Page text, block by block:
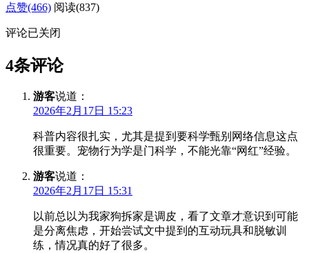
点赞(466) 阅读(837)
评论已关闭
4条评论
游客说道：
2026年2月17日 15:23
科普内容很扎实，尤其是提到要科学甄别网络信息这点
很重要。宠物行为学是门科学，不能光靠“网红”经验。
游客说道：
2026年2月17日 15:31
以前总以为我家狗拆家是调皮，看了文章才意识到可能
是分离焦虑，开始尝试文中提到的互动玩具和脱敏训
练，情况真的好了很多。